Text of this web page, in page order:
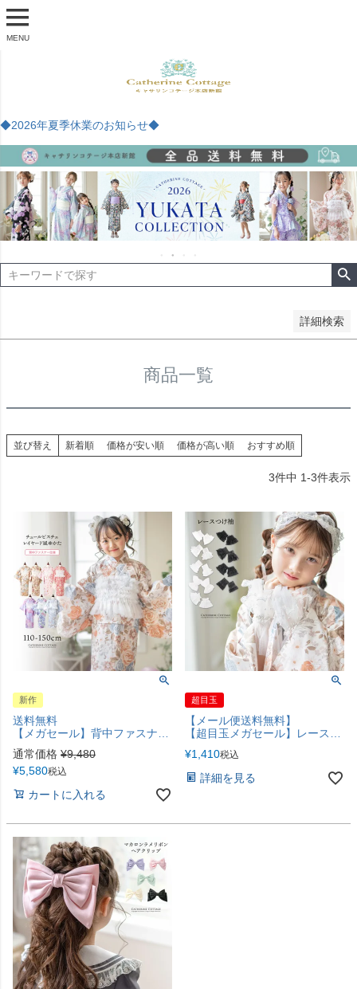
MENU
◆2026年夏季休業のお知らせ◆
詳細検索
新着順
登録順
価格が安い順
価格が高い順
優先度順
レビュー順
検索
商品一覧
並び替え 新着順 価格が安い順 価格が高い順 おすすめ順
3件中 1-3件表示
新作
送料無料
【メガセール】背中ファスナー チュールビスチェレイヤード風浴衣 キッズ オールインワン浴衣 着付け簡単 花柄 チェック柄 女の子 子供浴衣 小学生 親子お揃い キャサリンコテージ TAK
通常価格 ¥9,480
¥5,580税込
カートに入れる
超目玉
【メール便送料無料】
【超目玉メガセール】レースつけ袖 アクセサリー レディース キッズ その他ファッション小物 付け袖 浴衣 着物 和装小物 白 黒 キャサリンコテージ YUP12《メール便優先商品》
¥1,410税込
詳細を見る